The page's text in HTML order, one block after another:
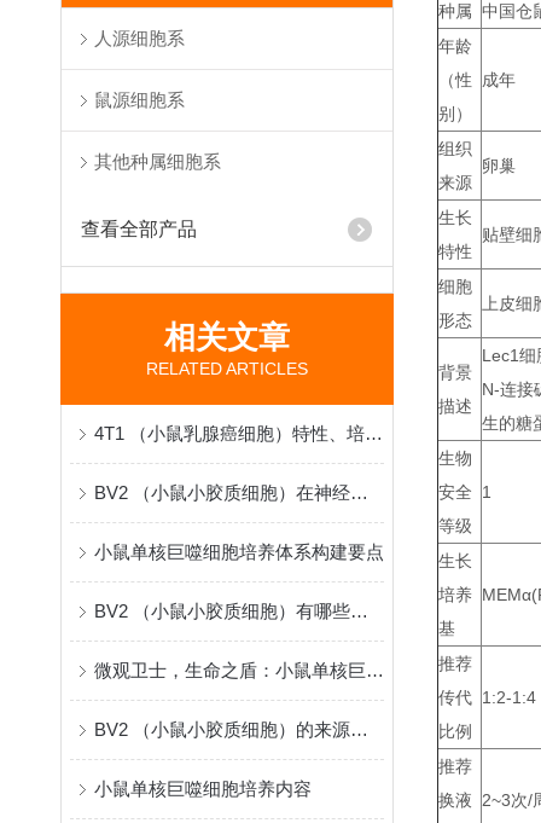
人源细胞系
鼠源细胞系
其他种属细胞系
查看全部产品
相关文章
RELATED ARTICLES
4T1 （小鼠乳腺癌细胞）特性、培养与应用
BV2 （小鼠小胶质细胞）在神经科学研究中的原理与应用
小鼠单核巨噬细胞培养体系构建要点
BV2 （小鼠小胶质细胞）有哪些实际科研应用？
微观卫士，生命之盾：小鼠单核巨噬细胞的免疫使命
BV2 （小鼠小胶质细胞）的来源和功能
小鼠单核巨噬细胞培养内容
种属 中国仓
年龄
（性
别）
成年
组织
来源
卵巢
生长
特性
贴壁细
细胞
形态
上皮细
背景
描述
Lec1细
N-连接
生的糖
生物
安全
等级
1
生长
培养
基
推荐
传代
比例
1:2-1:4
推荐
换液
2~3次/